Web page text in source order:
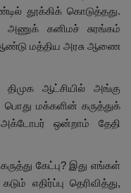
தூக்கிக் கொடுத்தது.
கனிமச் சுரங்கம்
மத்திய அரசு ஆணை
ஆட்சியில் அங்கு
மக்களின் கருத்துக்
ஒன்றாம் தேதி
கேட்பு? இது எங்கள்
எதிர்ப்பு தெரிவித்து,